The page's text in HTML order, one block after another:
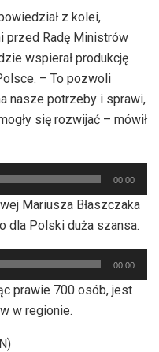
z kolei,
przed Radę Ministrów
wspierał produkcję
– To pozwoli
nasze potrzeby i sprawi,
się rozwijać – mówił
00:00
Mariusza Błaszczaka
dla Polski duża szansa.
00:00
prawie 700 osób, jest
w regionie.